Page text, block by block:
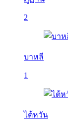
2
บาหลี
1
ไต้หวัน